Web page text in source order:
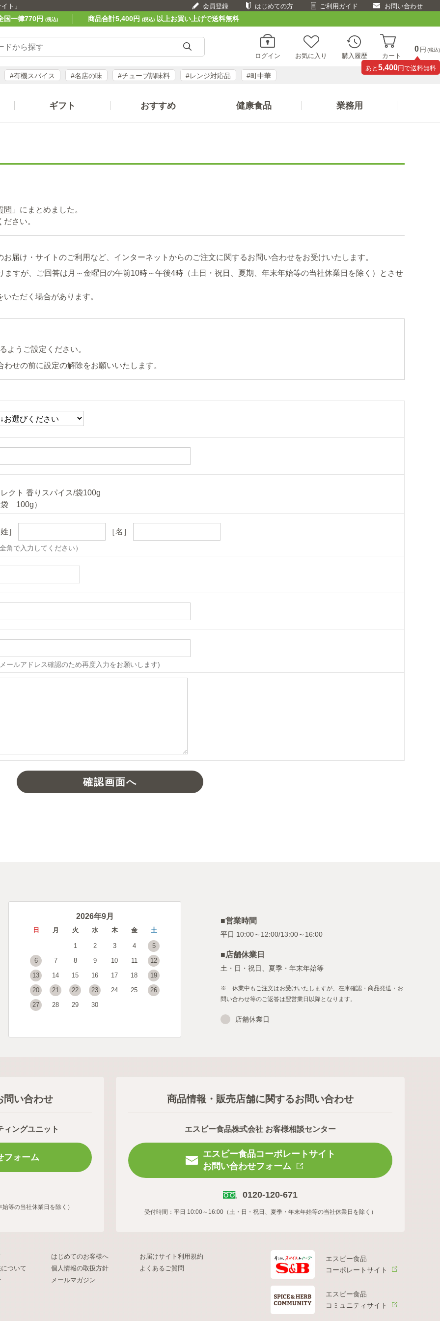
ト」 会員登録 はじめての方 ご利用ガイド お問い合わせ
国一律770円 (税込) 商品合計5,400円 (税込)以上お買い上げで送料無料
ログイン お気に入り 購入履歴 カート
0 円 (税込)
あと 5,400円で送料無料
#有機スパイス #名店の味 #チューブ調味料 #レンジ対応品 #町中華
ギフト おすすめ 健康食品 業務用
問 」にまとめました。
さい。
届け・サイトのご利用など、インターネットからのご注文に関するお問い合わせをお受けいたします。
すが、ご回答は月～金曜日の午前10時～午後4時（土日・祝日、夏期、年末年始等の当社休業日を除く）とさせ
ただく場合があります。
ようご設定ください。
せの前に設定の解除をお願いいたします。
クト 香りスパイス/袋100g
100g）
］ ［名］
角で入力してください）
ールアドレス確認のため再度入力をお願いします)
2026年9月
日 月 火 水 木 金 土
1 2 3 4
5
6
7 8 9 10 11
12
13
14 15 16 17 18
19
20
21 22 23 24 25
26
27
28 29 30
■営業時間
■店舗休業日
土・日・祝日、夏季・年末年始等
※ 休業中もご注文はお受けいたしますが、在庫確認・商品発送・お
問い合わせ等のご返答は翌営業日以降となります。
店舗休業日
問い合わせ
ィングユニット
フォーム
等の当社休業日を除く）
商品情報・販売店舗に関するお問い合わせ
エスビー食品株式会社 お客様相談センター
エスビー食品コーポレートサイト
お問い合わせフォーム
0120-120-671
受付時間：平日 10:00～16:00（土・日・祝日、夏季・年末年始等の当社休業日を除く）
はじめてのお客様へ
お届けサイト利用規約
ついて
個人情報の取扱方針
よくあるご質問
メールマガジン
エスビー食品
コーポレートサイト
エスビー食品
コミュニティサイト